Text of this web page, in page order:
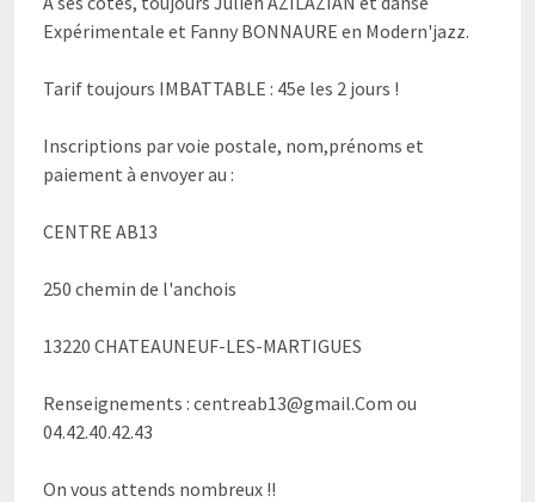
Expérimentale et Fanny BONNAURE en Modern'jazz.
Tarif toujours IMBATTABLE : 45e les 2 jours !
Inscriptions par voie postale, nom,prénoms et
paiement à envoyer au :
CENTRE AB13
250 chemin de l'anchois
13220 CHATEAUNEUF-LES-MARTIGUES
Renseignements : centreab13@gmail.Com ou
04.42.40.42.43
On vous attends nombreux !!